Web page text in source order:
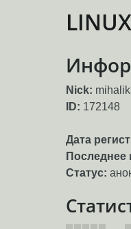
Nick:
ID: 172148
Дата
Последнее
Статус: